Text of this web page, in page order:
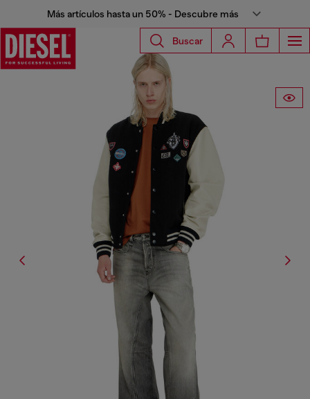
Más artículos hasta un 50% - Descubre más
Buscar